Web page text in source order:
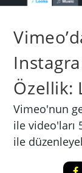
Özellik:
Vimeo'nun
ile video'ları
ile